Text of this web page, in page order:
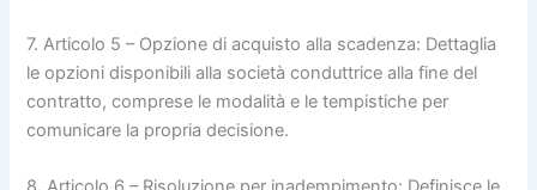
7. Articolo 5 – Opzione di acquisto alla scadenza: Dettaglia
le opzioni disponibili alla società conduttrice alla fine del
contratto, comprese le modalità e le tempistiche per
comunicare la propria decisione.